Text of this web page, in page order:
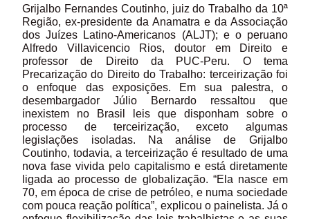
Grijalbo Fernandes Coutinho, juiz do Trabalho da 10ª
Região, ex-presidente da Anamatra e da Associação
dos Juízes Latino-Americanos (ALJT); e o peruano
Alfredo Villavicencio Rios, doutor em Direito e
professor de Direito da PUC-Peru. O tema
Precarização do Direito do Trabalho: terceirização foi
o enfoque das exposições. Em sua palestra, o
desembargador Júlio Bernardo ressaltou que
inexistem no Brasil leis que disponham sobre o
processo de terceirização, exceto algumas
legislações isoladas. Na análise de Grijalbo
Coutinho, todavia, a terceirização é resultado de uma
nova fase vivida pelo capitalismo e está diretamente
ligada ao processo de globalização. “Ela nasce em
70, em época de crise de petróleo, e numa sociedade
com pouca reação política”, explicou o painelista. Já o